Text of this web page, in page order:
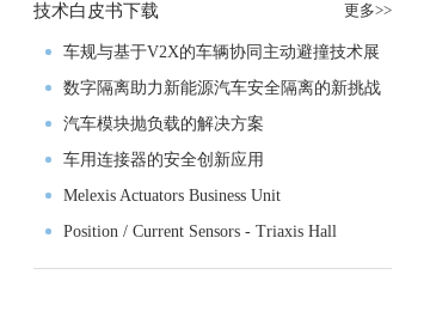
技术白皮书下载 更多>>
车规与基于V2X的车辆协同主动避撞技术展
望
数字隔离助力新能源汽车安全隔离的新挑战
汽车模块抛负载的解决方案
车用连接器的安全创新应用
Melexis Actuators Business Unit
Position / Current Sensors - Triaxis Hall